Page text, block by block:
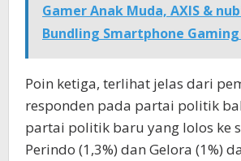
Gamer Anak Muda, AXIS &
Bundling Smartphone Gaming
Poin ketiga, terlihat jelas dari
responden pada partai politik
partai politik baru yang lolos ke
Perindo (1,3%) dan Gelora (1%)